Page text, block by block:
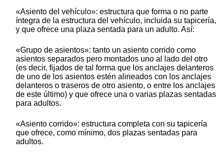
«Asiento del vehículo»: estructura que forma o no parte
íntegra de la estructura del vehículo, incluida su tapicería,
y que ofrece una plaza sentada para un adulto. Así:
«Grupo de asientos»: tanto un asiento corrido como
asientos separados pero montados uno al lado del otro
(es decir, fijados de tal forma que los anclajes delanteros
de uno de los asientos estén alineados con los anclajes
delanteros o traseros de otro asiento, o entre los anclajes
de este último) y que ofrece una o varias plazas sentadas
para adultos.
«Asiento corrido»: estructura completa con su tapicería
que ofrece, como mínimo, dos plazas sentadas para
adultos.